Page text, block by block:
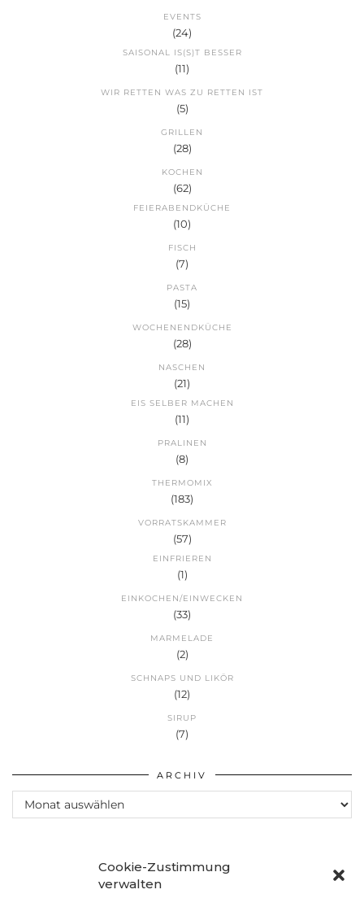
Cookie-Zustimmung
verwalten
EVENTS
(24)
SAISONAL IS(S)T BESSER
(11)
WIR RETTEN WAS ZU RETTEN IST
(5)
GRILLEN
(28)
KOCHEN
(62)
FEIERABENDKÜCHE
(10)
FISCH
(7)
PASTA
(15)
WOCHENENDKÜCHE
(28)
NASCHEN
(21)
EIS SELBER MACHEN
(11)
PRALINEN
(8)
THERMOMIX
(183)
VORRATSKAMMER
(57)
EINFRIEREN
(1)
EINKOCHEN/EINWECKEN
(33)
MARMELADE
(2)
SCHNAPS UND LIKÖR
(12)
SIRUP
(7)
ARCHIV
Archiv